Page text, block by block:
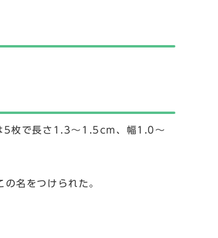
5枚で長さ1.3～1.5cm、幅1.0～
名をつけられた。